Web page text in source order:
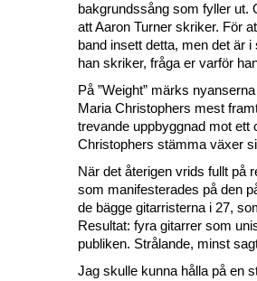
bakgrundssång som fyller ut.
att Aaron Turner skriker. För
band insett detta, men det är
han skriker, fråga er varför
På ”Weight” märks
Maria Christophers mest
trevande uppbyggnad mot ett
Christophers stämma växer
När det återigen vrids fullt på
som manifesterades på den
de bägge gitarristerna i 27,
Resultat: fyra gitarrer som
publiken. Strålande, minst
Jag skulle kunna hålla på en